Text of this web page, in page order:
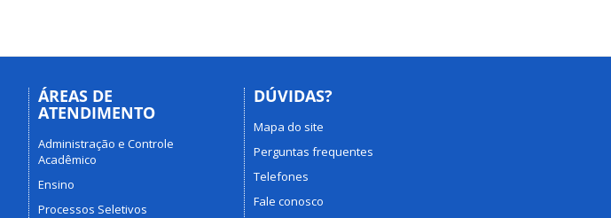
ÁREAS DE
ATENDIMENTO
Administração e Controle
Acadêmico
Ensino
Processos Seletivos
DÚVIDAS?
Mapa do site
Perguntas frequentes
Telefones
Fale conosco